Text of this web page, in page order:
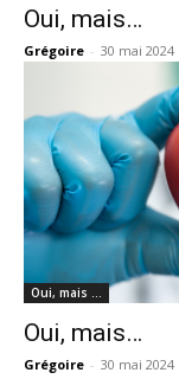
Oui, mais…
Grégoire - 30 mai 2024
Oui, mais …
Oui, mais…
Grégoire - 30 mai 2024